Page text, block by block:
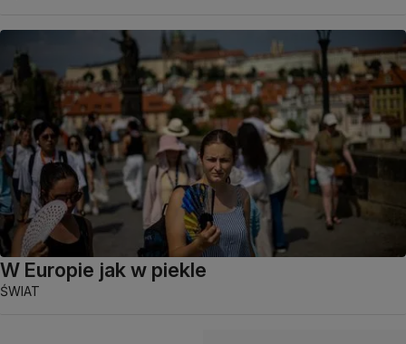
W Europie jak w piekle
ŚWIAT